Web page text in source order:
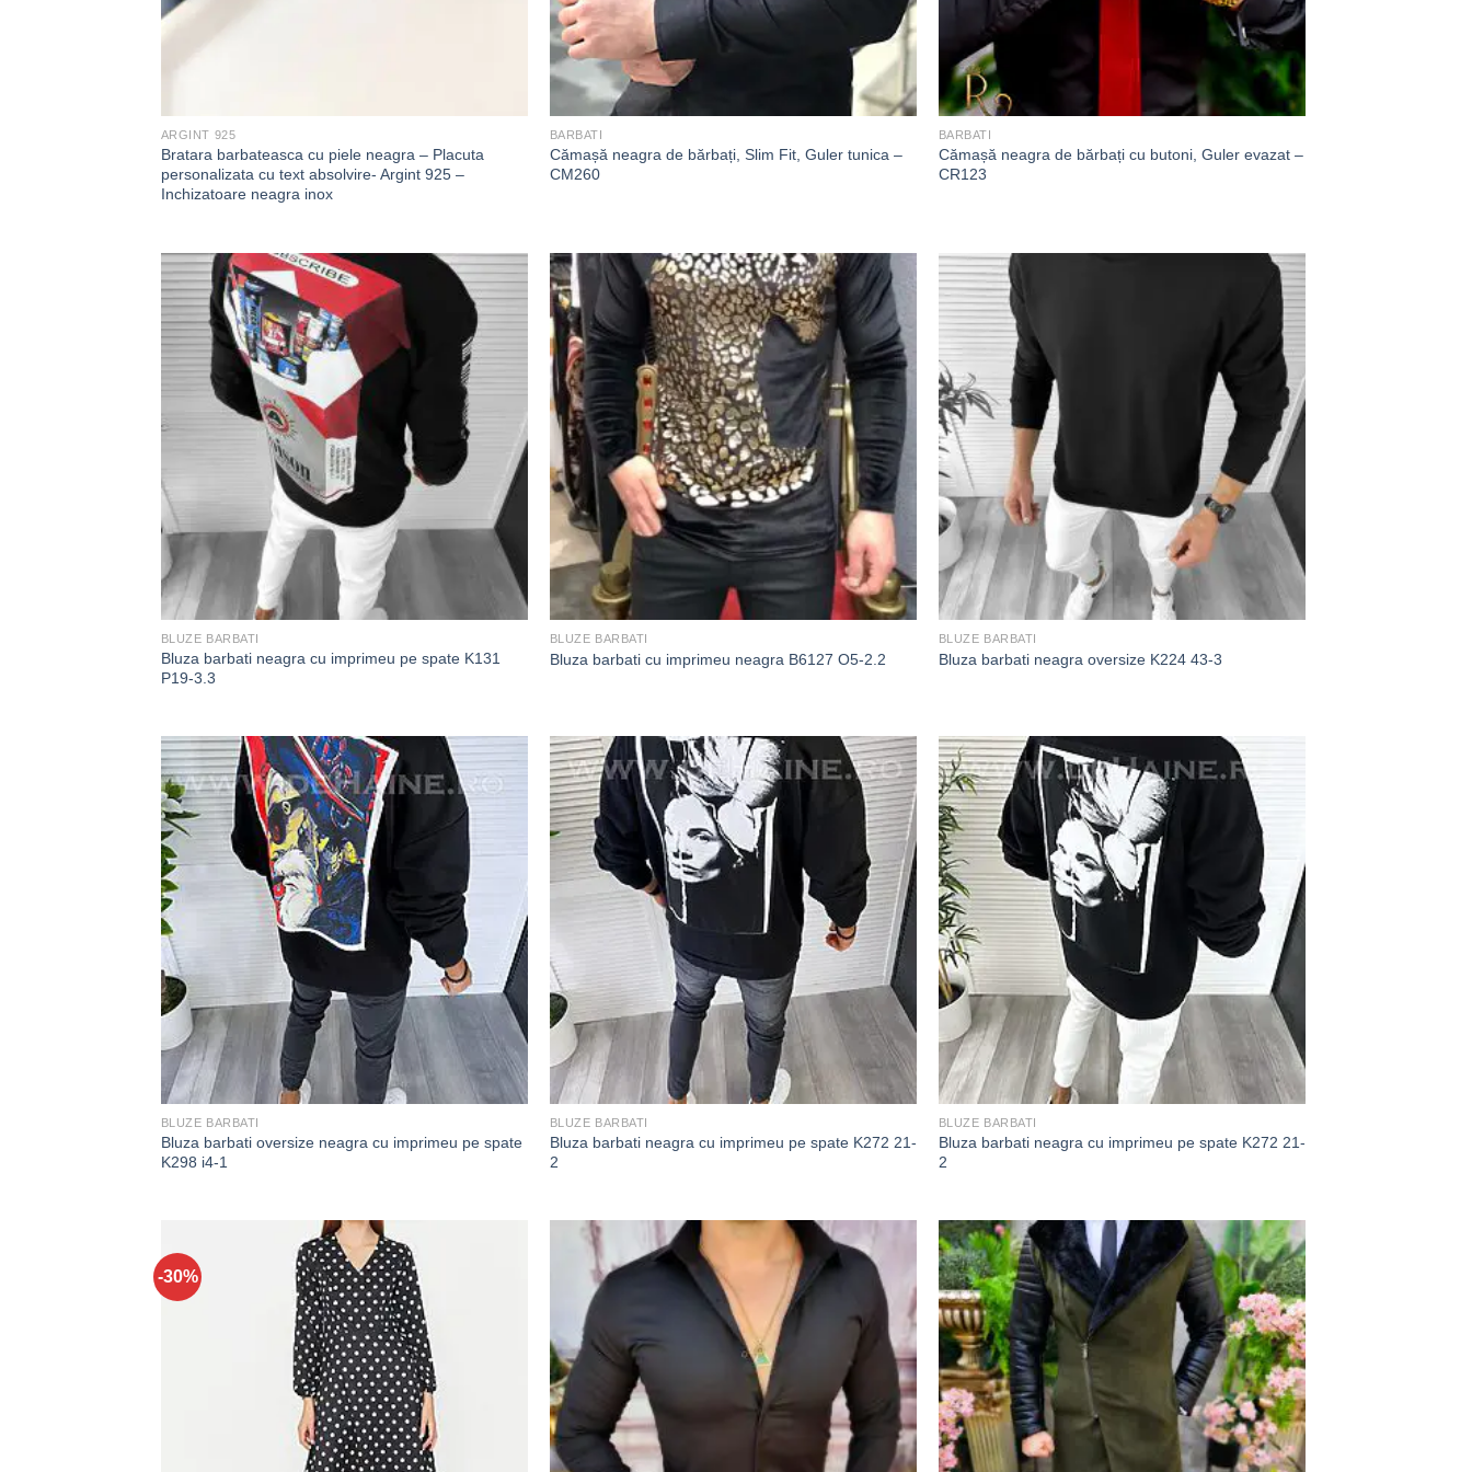
ARGINT 925
Bratara barbateasca cu piele neagra – Placuta
personalizata cu text absolvire- Argint 925 –
Inchizatoare neagra inox
BARBATI
Cămașă neagra de bărbați, Slim Fit, Guler tunica –
CM260
BARBATI
Cămașă neagra de bărbați cu butoni, Guler evazat –
CR123
BLUZE BARBATI
Bluza barbati neagra cu imprimeu pe spate K131
P19-3.3
BLUZE BARBATI
Bluza barbati cu imprimeu neagra B6127 O5-2.2
BLUZE BARBATI
Bluza barbati neagra oversize K224 43-3
BLUZE BARBATI
Bluza barbati oversize neagra cu imprimeu pe spate
K298 i4-1
BLUZE BARBATI
Bluza barbati neagra cu imprimeu pe spate K272 21-
2
BLUZE BARBATI
Bluza barbati neagra cu imprimeu pe spate K272 21-
2
-30%